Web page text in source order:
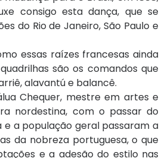
consigo esta dança, que se
do Rio de Janeiro, São Paulo e
essas raízes francesas ainda
são os comandos que
alavantú e balancê.
Chequer, mestre em artes e
nordestina, com o passar do
e a população geral passaram a
da nobreza portuguesa, o que
e a adesão do estilo nas